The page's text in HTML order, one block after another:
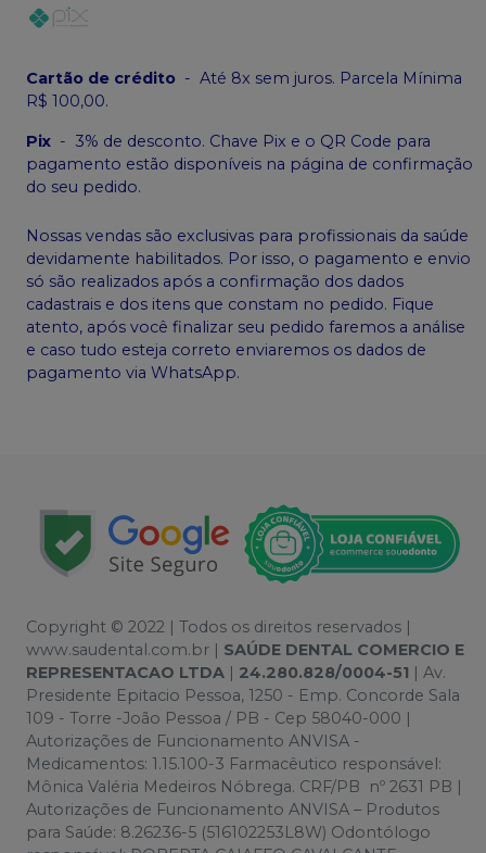
Cartão de crédito - Até 8x sem juros. Parcela Mínima
R$ 100,00.
Pix - 3% de desconto. Chave Pix e o QR Code para
pagamento estão disponíveis na página de confirmação
do seu pedido.
Nossas vendas são exclusivas para profissionais da saúde
devidamente habilitados. Por isso, o pagamento e envio
só são realizados após a confirmação dos dados
cadastrais e dos itens que constam no pedido. Fique
atento, após você finalizar seu pedido faremos a análise
e caso tudo esteja correto enviaremos os dados de
pagamento via WhatsApp.
Copyright © 2022 | Todos os direitos reservados |
www.saudental.com.br | SAÚDE DENTAL COMERCIO E
REPRESENTACAO LTDA | 24.280.828/0004-51 | Av.
Presidente Epitacio Pessoa, 1250 - Emp. Concorde Sala
109 - Torre -João Pessoa / PB - Cep 58040-000 |
Autorizações de Funcionamento ANVISA -
Medicamentos: 1.15.100-3 Farmacêutico responsável:
Mônica Valéria Medeiros Nóbrega. CRF/PB nº 2631 PB |
Autorizações de Funcionamento ANVISA – Produtos
para Saúde: 8.26236-5 (516102253L8W) Odontólogo